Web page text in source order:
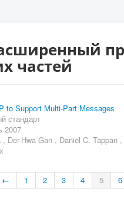
частей
to Support Multi-Part Messages
стандарт
2007
, Der-Hwa Gan , Daniel C. Tappan ,
← 1 2 3 4 5 6